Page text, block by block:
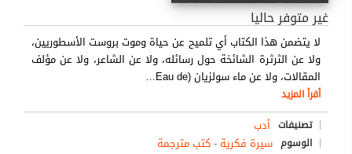
غير متوفر حاليا
لا يتضمن هذا الكتاب أي تلميح عن حياة وموت بروست الأسطوريين،
ولا عن الثرثرة الشائخة حول رسائله، ولا عن الشاعر، ولا عن مؤلف
المقالات، ولا عن ماء سولزيان (Eau de
…
أقرأ المزيد
تصنيفات أدب
الوسوم سيرة فكرية -كتب مترجمة